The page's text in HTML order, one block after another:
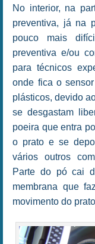
No interior, na
preventiva, já na
pouco mais
preventiva e/ou
para técnicos
onde fica o
plásticos, devido
se desgastam
poeira que entra
o prato e se
vários outros
Parte do pó cai
membrana que
movimento do